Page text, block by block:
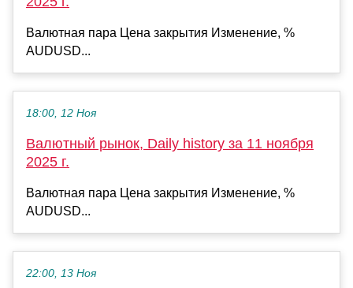
Валютная пара Цена закрытия Изменение, %
AUDUSD...
18:00, 12 Ноя
Валютный рынок, Daily history за 11 ноября
2025 г.
Валютная пара Цена закрытия Изменение, %
AUDUSD...
22:00, 13 Ноя